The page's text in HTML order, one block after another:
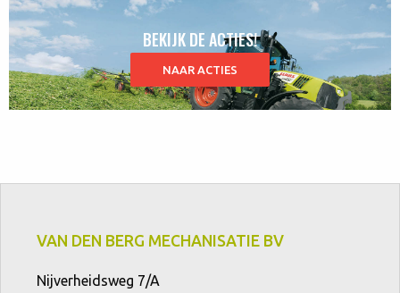
BEKIJK DE ACTIES!
NAAR ACTIES
VAN DEN BERG MECHANISATIE BV
Nijverheidsweg 7/A